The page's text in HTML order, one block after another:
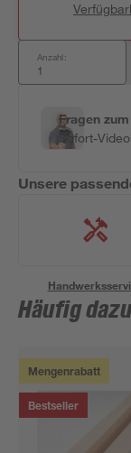
Anzahl:
Fragen
Sofort-
Unsere
Häufig
Mengenrabatt
Bestseller